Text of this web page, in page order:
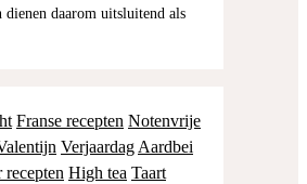
dienen daarom uitsluitend als
Franse recepten Notenvrije
Verjaardag Aardbei
recepten High tea Taart